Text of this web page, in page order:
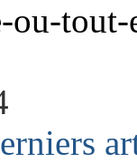
ou-